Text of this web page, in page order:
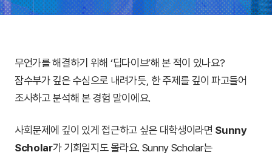
무언가를 해결하기 위해 ‘딥다이브’해 본 적이 있나요?
잠수부가 깊은 수심으로 내려가듯, 한 주제를 깊이 파고들어
조사하고 분석해 본 경험 말이에요.
사회문제에 깊이 있게 접근하고 싶은 대학생이라면 Sunny
Scholar가 기회일지도 몰라요. Sunny Scholar는